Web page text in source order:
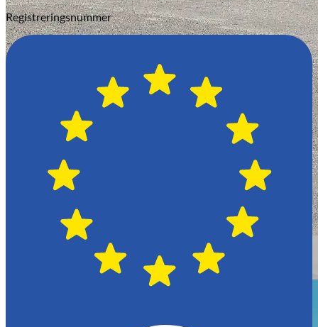
Registreringsnummer